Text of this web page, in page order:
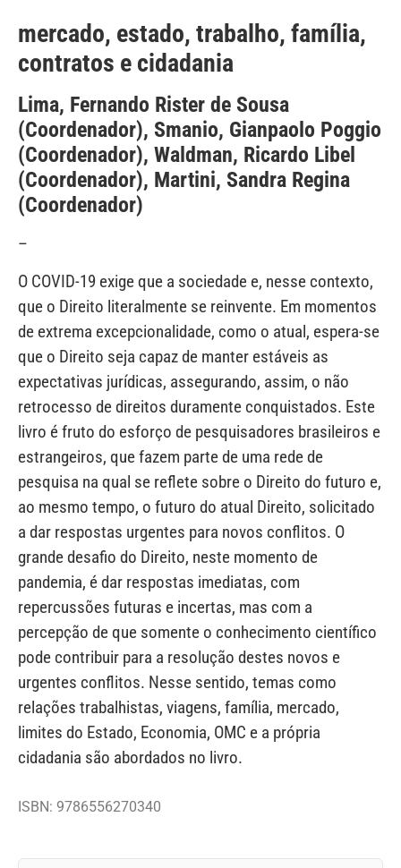
mercado, estado, trabalho, família,
contratos e cidadania
Lima, Fernando Rister de Sousa
(Coordenador), Smanio, Gianpaolo Poggio
(Coordenador), Waldman, Ricardo Libel
(Coordenador), Martini, Sandra Regina
(Coordenador)
–
O COVID-19 exige que a sociedade e, nesse contexto,
que o Direito literalmente se reinvente. Em momentos
de extrema excepcionalidade, como o atual, espera-se
que o Direito seja capaz de manter estáveis as
expectativas jurídicas, assegurando, assim, o não
retrocesso de direitos duramente conquistados. Este
livro é fruto do esforço de pesquisadores brasileiros e
estrangeiros, que fazem parte de uma rede de
pesquisa na qual se reflete sobre o Direito do futuro e,
ao mesmo tempo, o futuro do atual Direito, solicitado
a dar respostas urgentes para novos conflitos. O
grande desafio do Direito, neste momento de
pandemia, é dar respostas imediatas, com
repercussões futuras e incertas, mas com a
percepção de que somente o conhecimento científico
pode contribuir para a resolução destes novos e
urgentes conflitos. Nesse sentido, temas como
relações trabalhistas, viagens, família, mercado,
limites do Estado, Economia, OMC e a própria
cidadania são abordados no livro.
ISBN: 9786556270340